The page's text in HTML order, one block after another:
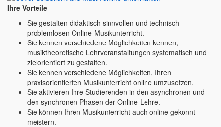
Ihre Vorteile
Sie gestalten didaktisch sinnvollen und technisch
problemlosen Online-Musikunterricht.
Sie kennen verschiedene Möglichkeiten kennen,
musiktheoretische Lehrveranstaltungen systematisch und
zielorientiert zu gestalten.
Sie kennen verschiedene Möglichkeiten, Ihren
praxisorientierten Musikunterricht online umzusetzen.
Sie aktivieren Ihre Studierenden in den asynchronen und
den synchronen Phasen der Online-Lehre.
Sie können Ihren Musikunterricht auch online gekonnt
meistern.